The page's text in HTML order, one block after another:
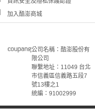
加入酷澎商城
公司名稱：酷澎股份有
限公司
聯繫地址：11049 台北
市信義區信義路五段7
號13樓之1
統編：91002999